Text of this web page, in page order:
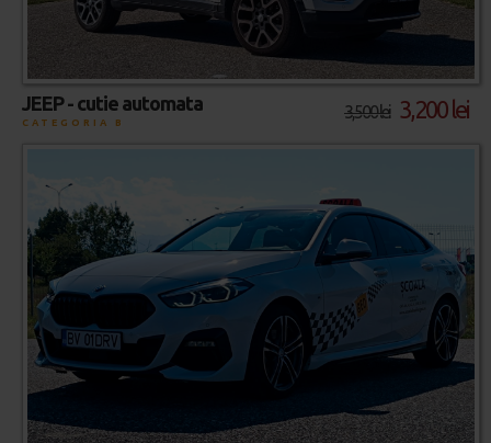
3,500 lei 3,200 lei
JEEP - cutie automata
CATEGORIA B